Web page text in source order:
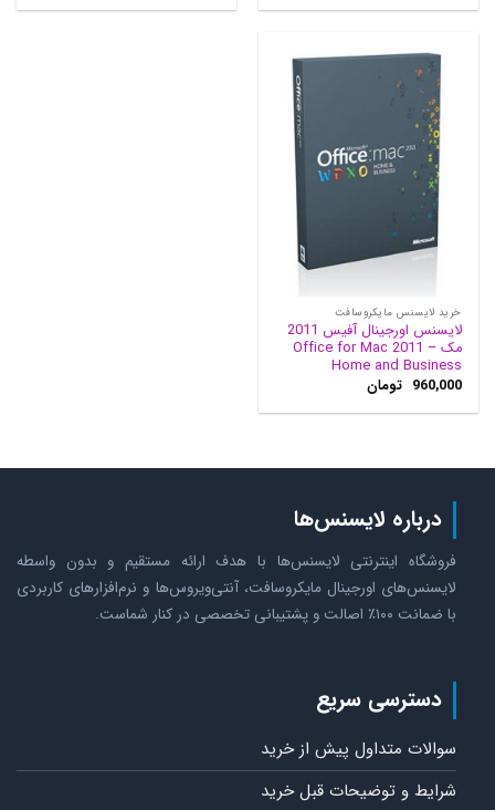
خرید لایسنس مایکروسافت
لایسنس اورجینال آفیس 2011
مک – Office for Mac 2011
Home and Business
960,000 تومان
درباره لایسنس‌ها
فروشگاه اینترنتی لایسنس‌ها با هدف ارائه مستقیم و بدون واسطه
لایسنس‌های اورجینال مایکروسافت، آنتی‌ویروس‌ها و نرم‌افزارهای کاربردی
با ضمانت ۱۰۰٪ اصالت و پشتیبانی تخصصی در کنار شماست.
دسترسی سریع
سوالات متداول پیش از خرید
شرایط و توضیحات قبل خرید